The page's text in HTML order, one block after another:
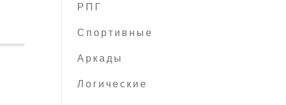
РПГ
Спортивные
Аркады
Логические